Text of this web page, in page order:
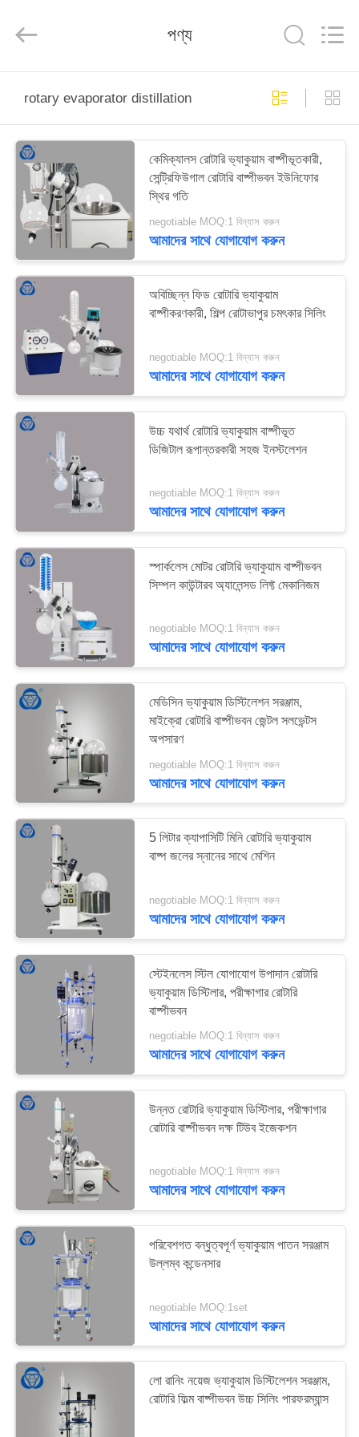
পণ্য
আমাদের
সম্পর্কে
কারখানা
ভ্রমণ
মান
নিয়ন্ত্রণ
যোগাযোগ
ম্যাপ
PRIVACY
POLICY
Chemglass
Co.,Ltd.
পণ্য
rotary evaporator distillation
কেমিক্যালস রোটারি ভ্যাকুয়াম বাষ্পীভূতকারী,
সেন্ট্রিফিউগাল রোটারি বাষ্পীভবন ইউনিফোর
স্থির গতি
negotiable MOQ:1 বিন্যাস করুন
আমাদের সাথে যোগাযোগ করুন
অবিচ্ছিন্ন ফিড রোটারি ভ্যাকুয়াম
বাষ্পীকরণকারী, শিল্প রোটাভাপুর চমৎকার সিলিং
negotiable MOQ:1 বিন্যাস করুন
আমাদের সাথে যোগাযোগ করুন
উচ্চ যথার্থ রোটারি ভ্যাকুয়াম বাষ্পীভূত
ডিজিটাল রূপান্তরকারী সহজ ইনস্টলেশন
negotiable MOQ:1 বিন্যাস করুন
আমাদের সাথে যোগাযোগ করুন
স্পার্কলেস মোটর রোটারি ভ্যাকুয়াম বাষ্পীভবন
সিম্পল কাউন্টারব অ্যালেন্সড লিফ্ট মেকানিজম
negotiable MOQ:1 বিন্যাস করুন
আমাদের সাথে যোগাযোগ করুন
মেডিসিন ভ্যাকুয়াম ডিস্টিলেশন সরঞ্জাম,
মাইক্রো রোটারি বাষ্পীভবন জেন্টল সলভেন্টস
অপসারণ
negotiable MOQ:1 বিন্যাস করুন
আমাদের সাথে যোগাযোগ করুন
5 লিটার ক্যাপাসিটি মিনি রোটারি ভ্যাকুয়াম
বাষ্প জলের স্নানের সাথে মেশিন
negotiable MOQ:1 বিন্যাস করুন
আমাদের সাথে যোগাযোগ করুন
স্টেইনলেস স্টিল যোগাযোগ উপাদান রোটারি
ভ্যাকুয়াম ডিস্টিলার, পরীক্ষাগার রোটারি
বাষ্পীভবন
negotiable MOQ:1 বিন্যাস করুন
আমাদের সাথে যোগাযোগ করুন
উন্নত রোটারি ভ্যাকুয়াম ডিস্টিলার, পরীক্ষাগার
রোটারি বাষ্পীভবন দক্ষ টিউব ইজেকশন
negotiable MOQ:1 বিন্যাস করুন
আমাদের সাথে যোগাযোগ করুন
পরিবেশগত বন্ধুত্বপূর্ণ ভ্যাকুয়াম পাতন সরঞ্জাম
উল্লম্ব কন্ডেনসার
negotiable MOQ:1set
আমাদের সাথে যোগাযোগ করুন
লো রানিং নয়েজ ভ্যাকুয়াম ডিস্টিলেশন সরঞ্জাম,
রোটারি ফিল্ম বাষ্পীভবন উচ্চ সিলিং পারফরম্যান্স